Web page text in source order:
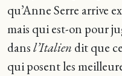
qu’Anne Serre arrive
mais qui est-on pour
dansl’Italien dit que
qui posent les